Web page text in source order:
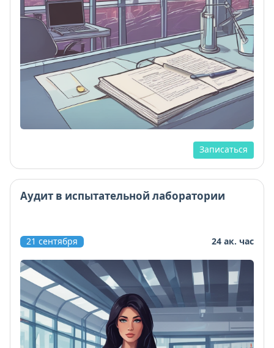
Записаться
Аудит в испытательной лаборатории
21 сентября 24 ак. час